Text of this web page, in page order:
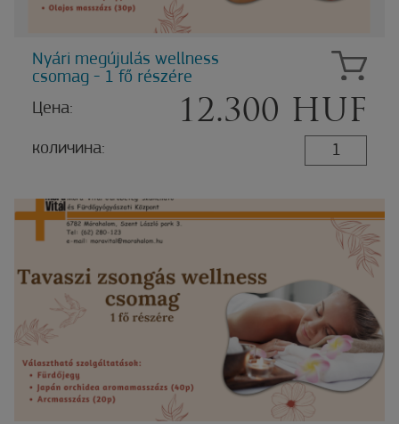
Nyári megújulás wellness
csomag - 1 fő részére
Цена:
12.300 HUF
количина: